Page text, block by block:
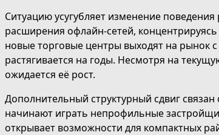
Ситуацию усугубляет изменение
расширения офлайн-сетей,
новые торговые центры выходят на рынок
растягивается на годы. Несмотря на
ожидается её рост.
Дополнительный структурный сдвиг
начинают играть непрофильные
открывает возможности для компактных